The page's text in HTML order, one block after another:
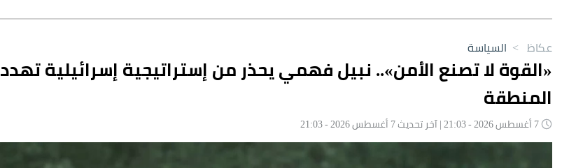
عكاظ > السياسة
«القوة لا تصنع الأمن».. نبيل فهمي يحذر من إستراتيجية إسرائيلية تهدد
المنطقة